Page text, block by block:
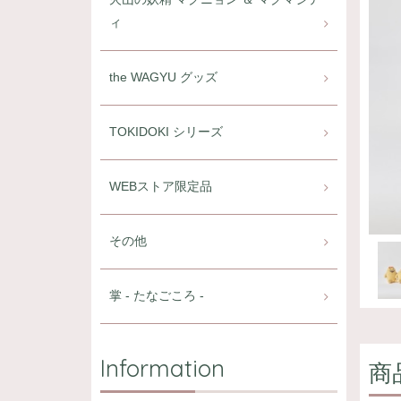
商
ィ
the WAGYU グッズ
TOKIDOKI シリーズ
WEBストア限定品
その他
掌 - たなごころ -
Information